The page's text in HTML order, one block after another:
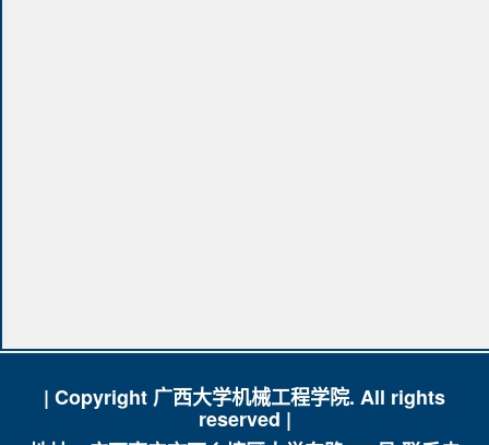
| Copyright 广西大学机械工程学院. All rights
reserved |